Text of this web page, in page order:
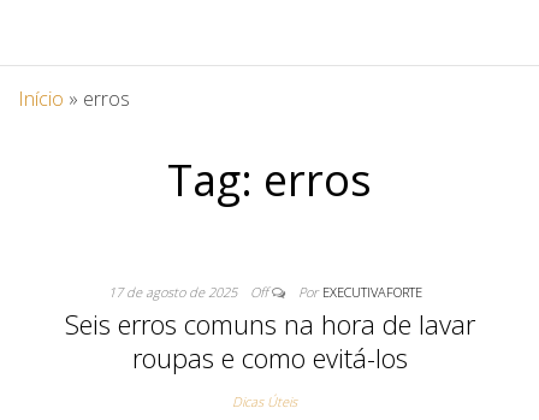
Início » erros
Tag: erros
17 de agosto de 2025 Off Por EXECUTIVAFORTE
Seis erros comuns na hora de lavar
roupas e como evitá-los
Dicas Úteis